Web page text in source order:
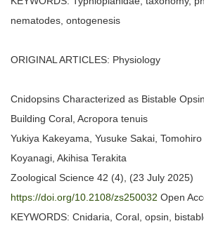
nematodes, ontogenesis
ORIGINAL ARTICLES: Physiology
Cnidopsins Characterized as Bistable
Building Coral, Acropora tenuis
Yukiya Kakeyama, Yusuke Sakai,
Koyanagi, Akihisa Terakita
Zoological Science 42 (4), (23 July 2025)
https://doi.org/10.2108/zs250032 Open
KEYWORDS: Cnidaria, Coral, opsin,